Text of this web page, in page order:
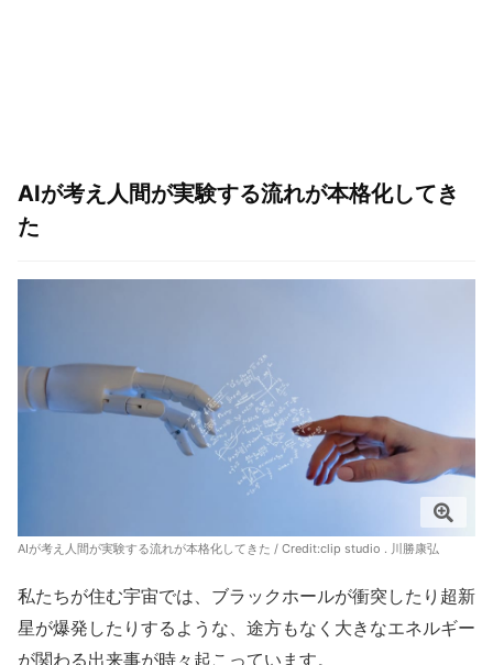
AIが考え人間が実験する流れが本格化してき
た
AIが考え人間が実験する流れが本格化してきた / Credit:clip studio . 川勝康弘
私たちが住む宇宙では、ブラックホールが衝突したり超新
星が爆発したりするような、途方もなく大きなエネルギー
が関わる出来事が時々起こっています。